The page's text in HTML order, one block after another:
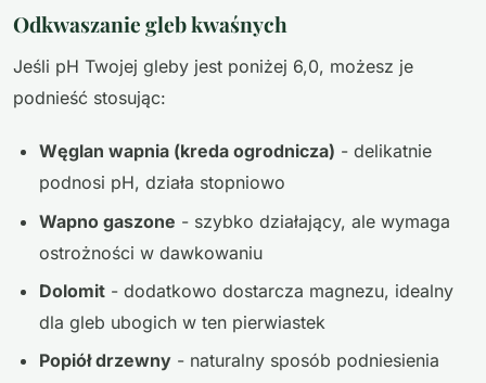
Odkwaszanie gleb kwaśnych
Jeśli pH Twojej gleby jest poniżej 6,0, możesz je
podnieść stosując:
Węglan wapnia (kreda ogrodnicza) - delikatnie
podnosi pH, działa stopniowo
Wapno gaszone - szybko działający, ale wymaga
ostrożności w dawkowaniu
Dolomit - dodatkowo dostarcza magnezu, idealny
dla gleb ubogich w ten pierwiastek
Popiół drzewny - naturalny sposób podniesienia